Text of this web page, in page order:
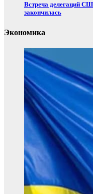
Встреча делегаций
закончилась
Экономика